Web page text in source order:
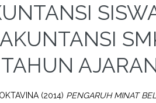
TAHUN
(2014) PENGARUH MINAT